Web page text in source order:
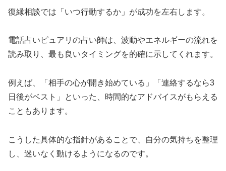
復縁相談では「いつ行動するか」が成功を左右します。
電話占いピュアリの占い師は、波動やエネルギーの流れを
読み取り、最も良いタイミングを的確に示してくれます。
例えば、「相手の心が開き始めている」「連絡するなら3
日後がベスト」といった、時間的なアドバイスがもらえる
こともあります。
こうした具体的な指針があることで、自分の気持ちを整理
し、迷いなく動けるようになるのです。